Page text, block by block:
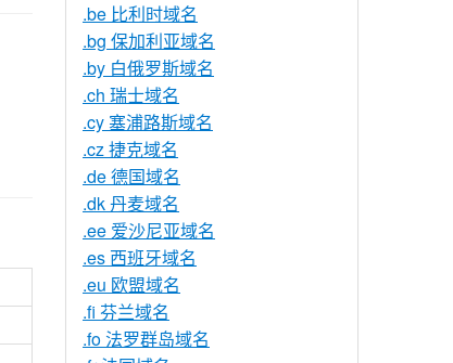
.be 比利时域名
.bg 保加利亚域名
.by 白俄罗斯域名
.ch 瑞士域名
.cy 塞浦路斯域名
.cz 捷克域名
.de 德国域名
.dk 丹麦域名
.ee 爱沙尼亚域名
.es 西班牙域名
.eu 欧盟域名
.fi 芬兰域名
.fo 法罗群岛域名